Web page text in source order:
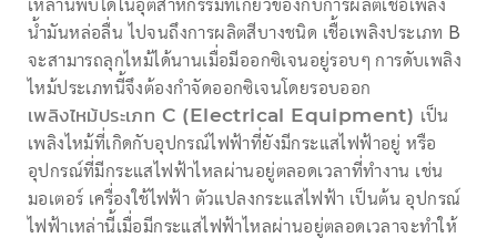
เหล่านี้พบได้ในอุตสาหกรรมที่เกี่ยวข้องกับการผลิตเชื้อเพลิง
น้ำมันหล่อลื่น ไปจนถึงการผลิตสีบางชนิด เชื้อเพลิงประเภท B
จะสามารถลุกไหม้ได้นานเมื่อมีออกซิเจนอยู่รอบๆ การดับเพลิง
ไหม้ประเภทนี้จึงต้องกำจัดออกซิเจนโดยรอบออก
เพลิงไหม้ประเภท C (Electrical Equipment) เป็น
เพลิงไหม้ที่เกิดกับอุปกรณ์ไฟฟ้าที่ยังมีกระแสไฟฟ้าอยู่ หรือ
อุปกรณ์ที่มีกระแสไฟฟ้าไหลผ่านอยู่ตลอดเวลาที่ทำงาน เช่น
มอเตอร์ เครื่องใช้ไฟฟ้า ตัวแปลงกระแสไฟฟ้า เป็นต้น อุปกรณ์
ไฟฟ้าเหล่านี้เมื่อมีกระแสไฟฟ้าไหลผ่านอยู่ตลอดเวลาจะทำให้